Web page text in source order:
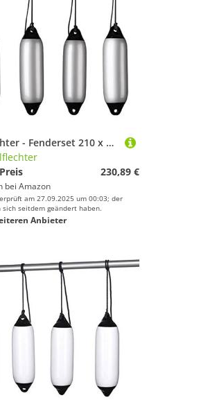
Seilflechter - Fenderset 210 x 620 mm, Silbergrau, 4 Aufblasbaren Fendern, 4 Fenderleinen, für Boot & Yacht
230,89 €
bei Amazon
am 27.09.2025 um 00:03; der
sich seitdem geändert haben.
Anbieter